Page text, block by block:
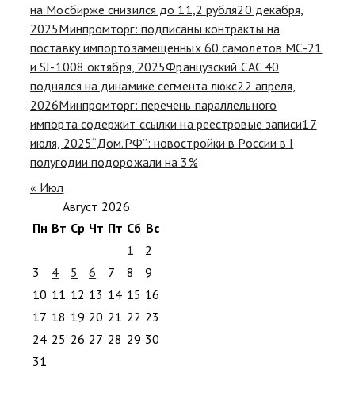
на Мосбирже снизился до 11,2 рубля20 декабря,
2025Минпромторг: подписаны контракты на
поставку импортозамещенных 60 самолетов МС-21
и SJ-1008 октября, 2025Французский CAC 40
поднялся на динамике сегмента люкс22 апреля,
2026Минпромторг: перечень параллельного
импорта содержит ссылки на реестровые записи17
июля, 2025“Дом.РФ”: новостройки в России в I
полугодии подорожали на 3%
« Июл
Август 2026
Пн Вт Ср Чт Пт Сб Вс
1
2
3
4 5 6 7 8
9
10 11 12 13 14 15 16
17 18 19 20 21 22 23
24 25 26 27 28 29 30
31